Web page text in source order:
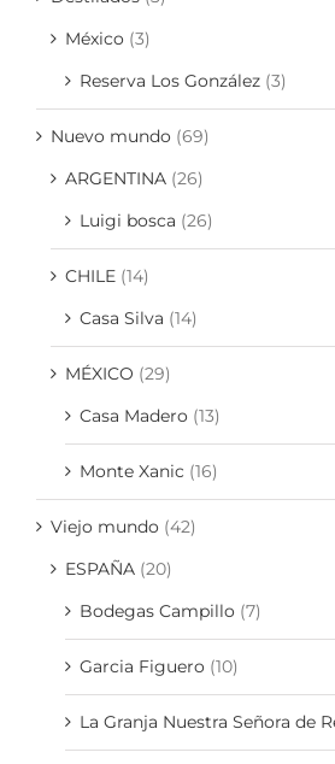
México (3)
Reserva Los González (3)
Nuevo mundo (69)
ARGENTINA (26)
Luigi bosca (26)
CHILE (14)
Casa Silva (14)
MÉXICO (29)
Casa Madero (13)
Monte Xanic (16)
Viejo mundo (42)
ESPAÑA (20)
Bodegas Campillo (7)
Garcia Figuero (10)
La Granja Nuestra Señora de